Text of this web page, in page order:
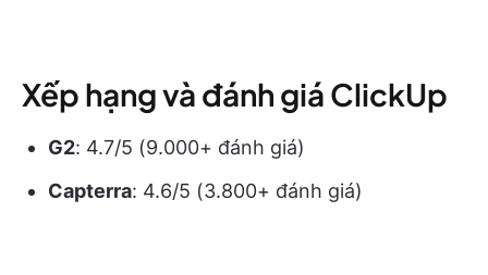
Xếp hạng và đánh giá ClickUp
G2: 4.7/5 (9.000+ đánh giá)
Capterra: 4.6/5 (3.800+ đánh giá)